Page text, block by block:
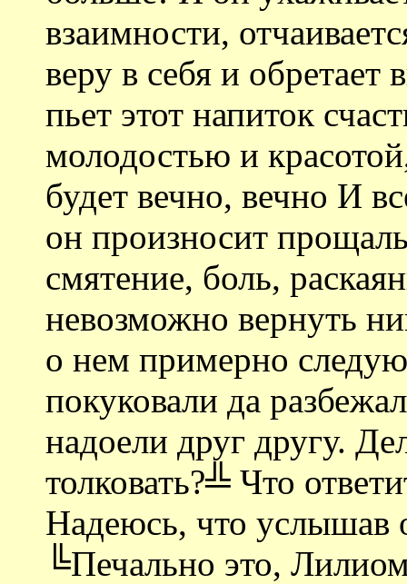
взаимности,
веру в себя и обретает
пьет этот напиток
молодостью и
будет вечно, вечно И
он произносит
смятение, боль,
невозможно вернуть
о нем примерно
покуковали да
надоели друг другу.
толковать?╩ Что
Надеюсь, что услышав
╚Печально это,